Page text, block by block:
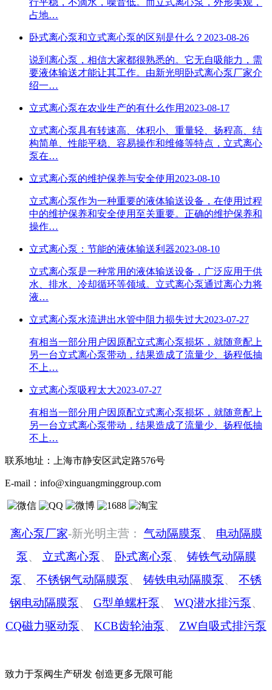
占地…
卧式离心泵和立式离心泵的区别是什么？ 2023-08-26
说到离心泵，相信大家都很熟悉的。它无自吸能力，需
要液体输送才能让其工作。由新光明卧式离心泵厂家介
绍一…
立式离心泵在农业生产的有什么作用 2023-08-17
立式离心泵具有转速高、体积小、重量轻、扬程高、结
构简单、性能平稳、容易操作和维修等特点，立式离心
泵在…
立式离心泵的维护保养与安全使用 2023-08-10
立式离心泵作为一种重要的液体输送设备，在使用过程
中的维护保养和安全使用至关重要。正确的维护保养和
操作…
立式离心泵：节能的液体输送利器2023-08-10
​立式离心泵是一种常用的液体输送设备，广泛应用于供
水、排水、冷却循环等领域。立式离心泵通过离心力将
液…
立式离心泵水流进出水管中阻力损失过大2023-07-27
有相当一部分用户因原配立式离心泵损坏，就随意配上
另一台立式离心泵带动，结果造成了流量少、扬程低抽
不上…
立式离心泵吸程太大2023-07-27
有相当一部分用户因原配立式离心泵损坏，就随意配上
另一台立式离心泵带动，结果造成了流量少、扬程低抽
不上…
联系地址： 上海市静安区武定路576号
E-mail： info@xinguangminggroup.com
离心泵厂家-新光明主营： 气动隔膜泵、 电动隔膜
泵、 立式离心泵、 卧式离心泵、 铸铁气动隔膜
泵、 不锈钢气动隔膜泵、 铸铁电动隔膜泵、 不锈
钢电动隔膜泵、 G型单螺杆泵、 WQ潜水排污泵、
CQ磁力驱动泵、 KCB齿轮油泵、 ZW自吸式排污泵
致力于泵阀生产研发 创造更多无限可能